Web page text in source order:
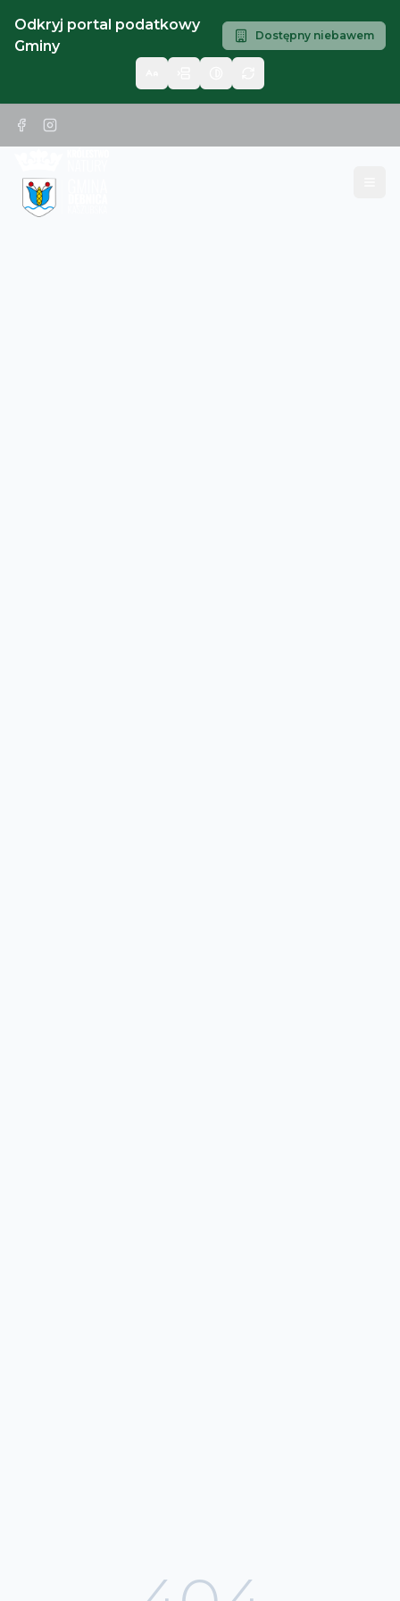
Odkryj portal podatkowy
Gminy
Dostępny niebawem